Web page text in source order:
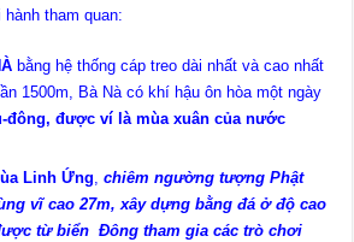
tham quan:
bằng hệ thống cáp treo dài nhất và cao nhất
1500m, Bà Nà có khí hậu ôn hòa một ngày
đông, được ví là mùa xuân của nước
Linh Ứng,chiêm ngường tượng Phật
vĩ cao 27m,xây dựng bằng đá ở độ cao
từ biển Đông tham gia các trò chơi